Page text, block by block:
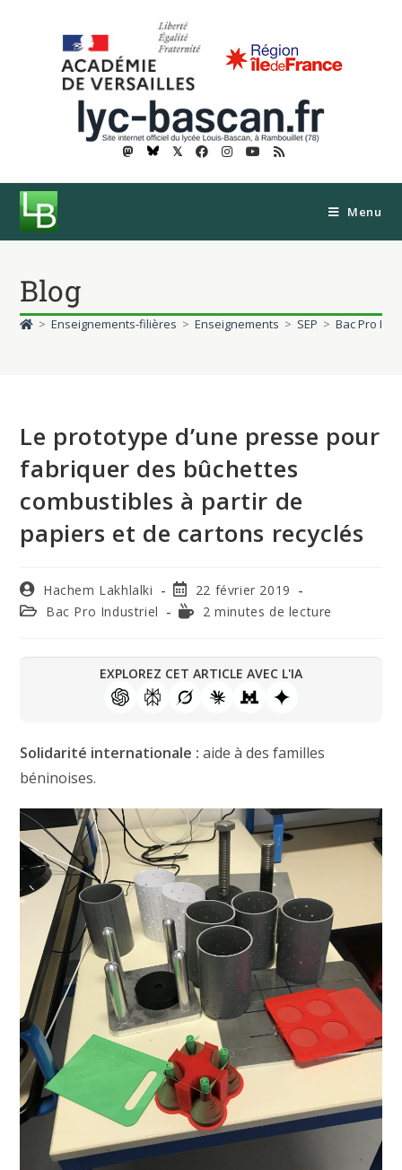
𝕏
Menu
Blog
> Enseignements-filières > Enseignements > SEP > Bac Pro
Le prototype d’une presse pour
fabriquer des bûchettes
combustibles à partir de
papiers et de cartons recyclés
Hachem Lakhlalki
22 février 2019
Bac Pro Industriel
2 minutes de lecture
EXPLOREZ CET ARTICLE AVEC L'IA
Solidarité internationale : aide à des familles
béninoises.